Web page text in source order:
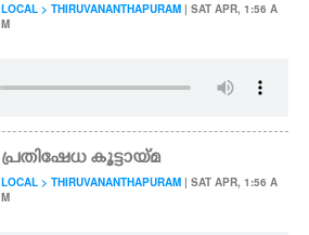
LOCAL > THIRUVANANTHAPURAM | SAT APR, 1:56 A
M
പ്രതിഷേധ കൂട്ടായ്മ
LOCAL > THIRUVANANTHAPURAM | SAT APR, 1:56 A
M